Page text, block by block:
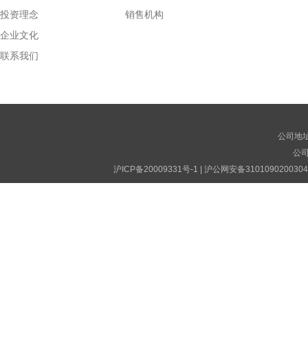
投资理念
企业文化
联系我们
销售机构
公司地
公
沪ICP备20009331号-1
沪公网安备